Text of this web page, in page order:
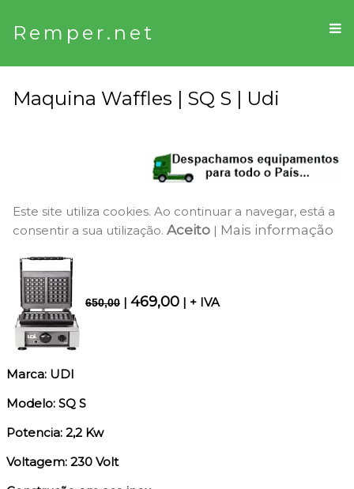
Remper.net
Maquina Waffles | SQ S | Udi
Este site utiliza cookies. Ao continuar a navegar, está a
consentir a sua utilização. Aceito | Mais informação
650,00 | 469,00 | + IVA
Marca: UDI
Modelo: SQ S
Potencia: 2,2 Kw
Voltagem: 230 Volt